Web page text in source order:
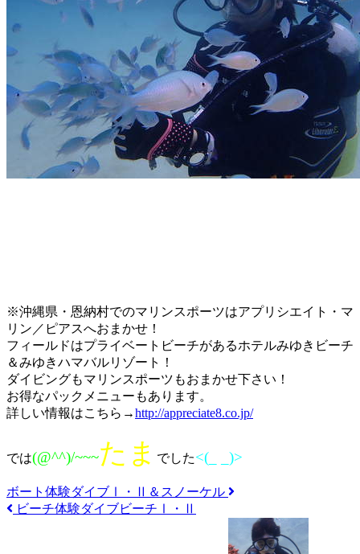
※沖縄県・恩納村でのマリンスポーツはアプリシエイト・マ
リン／ピアスへおまかせ！
フィールドはプライベートビーチがあるホテルみゆきビーチ
＆みゆきハマバルリゾート！
ダイビングもマリンスポーツもおまかせ下さい！
お得なパックメニューもあります。
詳しい情報はこちら→http://appreciate8.co.jp/
では(@^^)/~~~たま でした<(_ _)>
ボート体験ダイブⅠ・Ⅱ＆スノーケル
ビーチ体験ダイブビーチⅠ・Ⅱ